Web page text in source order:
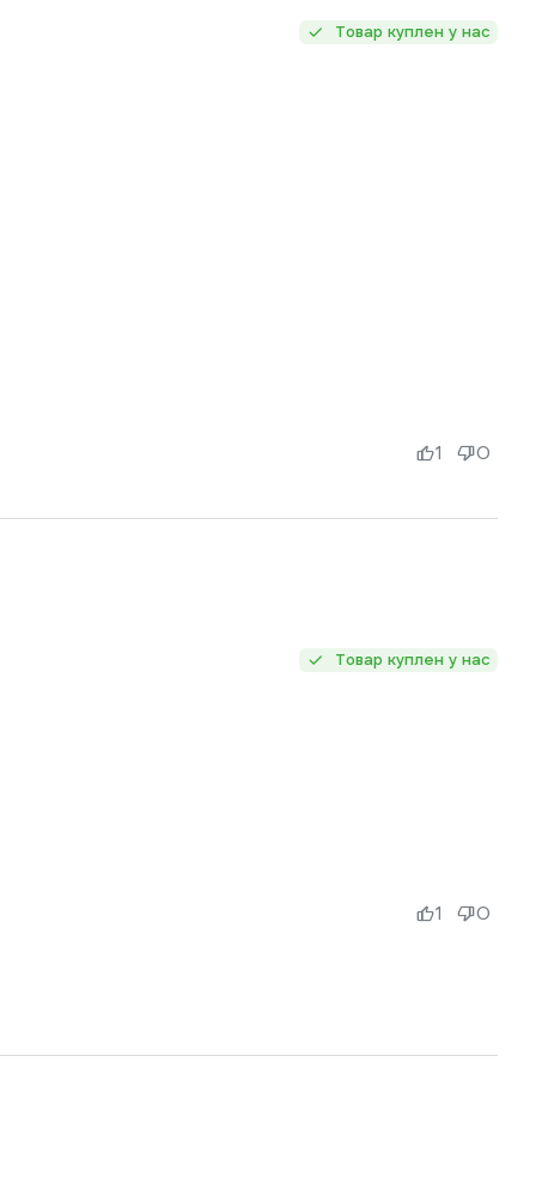
Товар куплен у нас
1 0
Товар куплен у нас
1 0